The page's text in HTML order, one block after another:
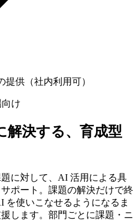
供（社内利用可）
向け
解決する、​育成型
に対して、AI 活用による具
ポート。課題の解決だけで終
を使いこなせるようになるま
します。部門ごとに課題・ニ